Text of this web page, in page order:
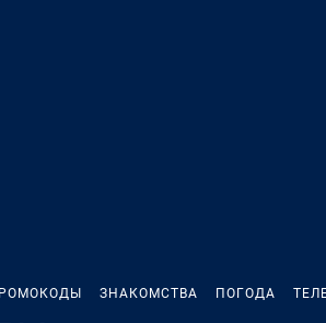
ЗНАКОМСТВА ПОГОДА